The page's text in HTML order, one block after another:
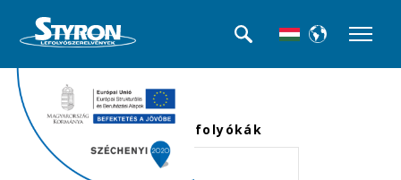
<<< Termék kategóriák
Kültéri folyókák